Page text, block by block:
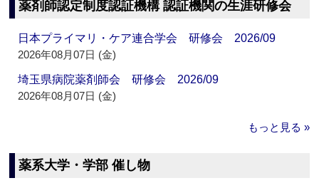
薬剤師認定制度認証機構 認証機関の生涯研修会
日本プライマリ・ケア連合学会 研修会 2026/09
2026年08月07日 (金)
埼玉県病院薬剤師会 研修会 2026/09
2026年08月07日 (金)
もっと見る »
薬系大学・学部 催し物